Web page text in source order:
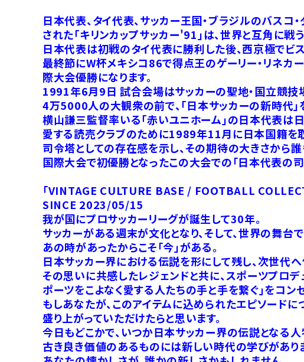
日本代表、タイ代表、サッカー王国・ブラジルのバスコ
された「キリンカップサッカー'91」は、世界と互角に
日本代表は初戦のタイ代表に勝利した後、西京極でビ
最終節にW杯メキシコ86で得点王のゲーリー・リネカ
際大会優勝になります。
1991年6月9日 試合会場はサッカーの聖地・国立競技
4万5000人の大観衆の前で、「日本サッカーの新時代
横山謙三監督率いる「赤いユニホーム」の日本代表は
愛する読売クラブのために1989年11月に日本国籍を
司令塔としての存在感を示し、その期待の大きさから
国際大会で初優勝となったこの大会での「日本代表の
「VINTAGE CULTURE BASE / FOOTBALL
SINCE 2023/05/15
我が国にプロサッカーリーグが誕生して30年。
サッカーがある週末が文化となり、そして、世界の舞台
あの時があったからこそ「今」がある。
日本サッカー界における伝説を形にして残し、次世代
その思いに共感したレジェンドと共に、スポーツプロ
ポーツをこよなく愛する人たちの手と手を繋ぐ」をコン
もしあなたが、このアイテムに込められたエピソード
盛り上がっていただけたらと思います。
今日もどこかで、いつか日本サッカー界の伝説となる
古き良き価値のあるものには新しい時代の学びがあり